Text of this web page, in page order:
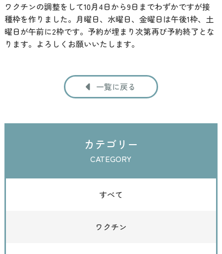
ワクチンの調整をして10月4日から9日までわずかですが接
種枠を作りました。月曜日、水曜日、金曜日は午後1枠、土
曜日が午前に2枠です。予約が埋まり次第再び予約終了とな
ります。よろしくお願いいたします。
一覧に戻る
カテゴリー
CATEGORY
すべて
ワクチン